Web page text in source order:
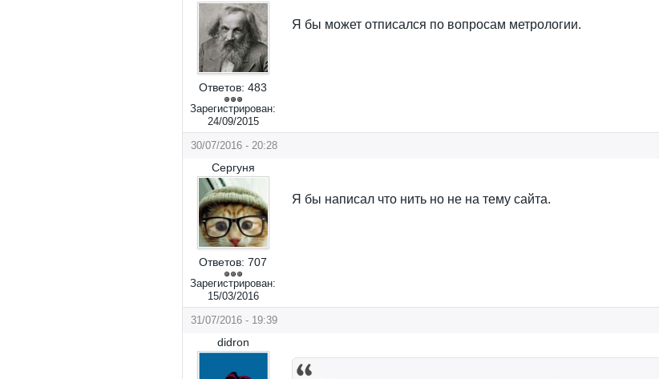
Ответов: 483
Зарегистрирован:
24/09/2015
Я бы может отписался по вопросам метрологии.
30/07/2016 - 20:28
Сергуня
Ответов: 707
Зарегистрирован:
15/03/2016
Я бы написал что нить но не на тему сайта.
31/07/2016 - 19:39
didron